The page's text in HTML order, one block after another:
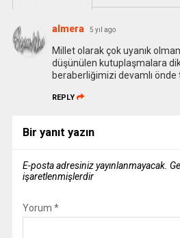
almera 5 yıl ago
Millet olarak çok uyanık
düşünülen kutuplaşmalara
beraberliğimizi devamlı önde
REPLY
Bir yanıt yazın
E-posta adresiniz yayınlanmayacak.
işaretlenmişlerdir
Yorum *